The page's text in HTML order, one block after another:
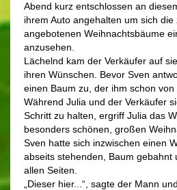
Abend kurz entschlossen an
ihrem Auto angehalten um sich die
angebotenen Weihnachtsbäume
anzusehen.
Lächelnd kam der Verkäufer auf
ihren Wünschen. Bevor Sven
einen Baum zu, der ihm schon von
Während Julia und der Verkäufer
Schritt zu halten, ergriff Julia das
besonders schönen, großen
Sven hatte sich inzwischen einen
abseits stehenden, Baum gebahnt
allen Seiten.
„Dieser hier...“, sagte der Mann